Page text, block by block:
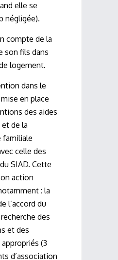
elle se
négligée).
compte de la
son fils dans
logement.
dans le
en place
des aides
de la
familiale
celle des
SIAD. Cette
action
: la
l’accord du
des
et des
(3
d’association